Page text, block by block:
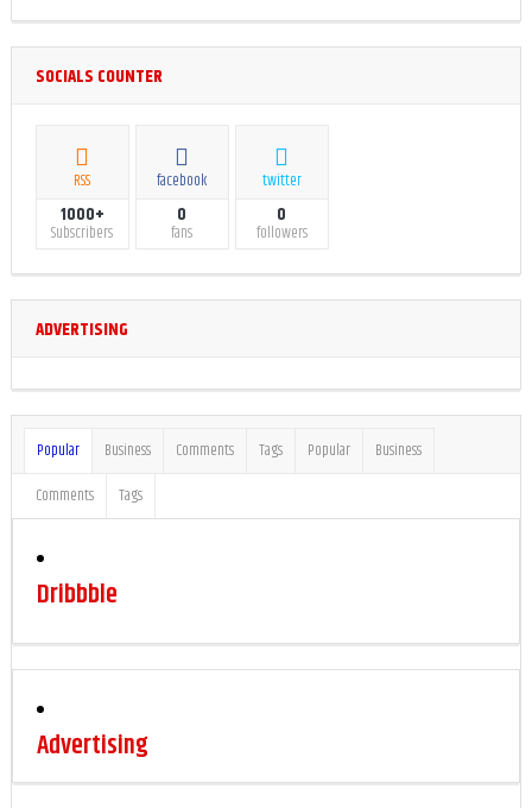
SOCIALS COUNTER
RSS
1000+
Subscribers
facebook
0
fans
twitter
0
followers
ADVERTISING
Popular Business Comments Tags Popular
Business
Comments
Tags
Dribbble
Advertising